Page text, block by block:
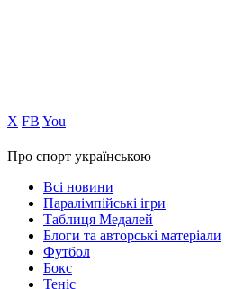
Х FB You
Про спорт українською
Всі новини
Паралімпійські ігри
Таблиця Медалей
Блоги та авторські матеріали
Футбол
Бокс
Теніс